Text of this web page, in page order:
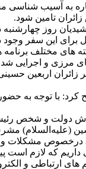
به آسیب
تامین شود.
روز
برای این سفر
مرزی و اجرایی
زائران اربعین
کرد: با توجه به
دولت و شخص رئیس
(علیه‌السلام)
درخصوص مشکلات و
داریم که لازم
ارتباطی و